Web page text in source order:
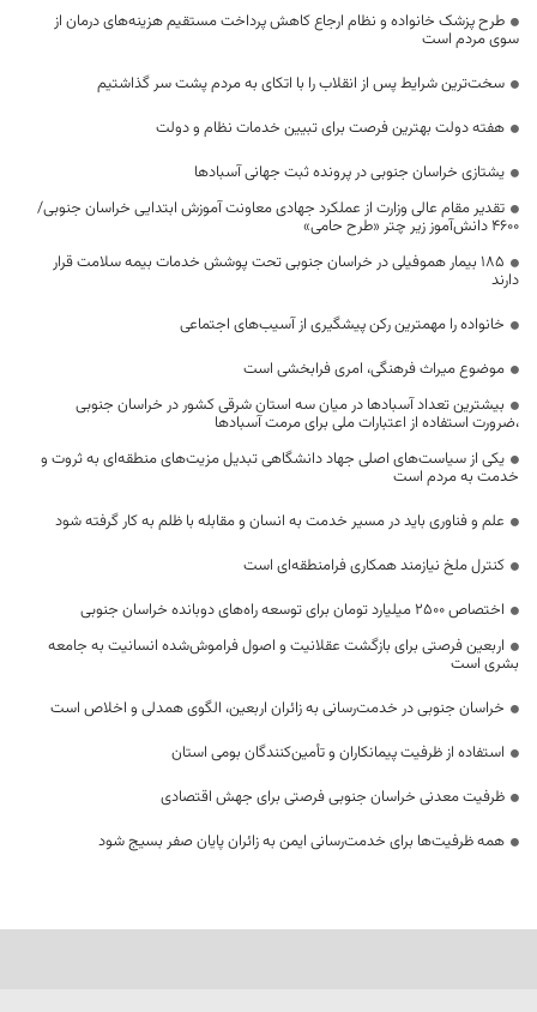
طرح پزشک خانواده و نظام ارجاع کاهش پرداخت مستقیم هزینه‌های درمان از
سوی مردم است
سخت‌ترین شرایط پس از انقلاب را با اتکای به مردم پشت سر گذاشتیم
هفته دولت بهترین فرصت برای تبیین خدمات نظام و دولت
یشتازی خراسان جنوبی در پرونده ثبت جهانی آسبادها
تقدیر مقام عالی وزارت از عملکرد جهادی معاونت آموزش ابتدایی خراسان جنوبی/
۴۶۰۰ دانش‌آموز زیر چتر «طرح حامی»
۱۸۵ بیمار هموفیلی در خراسان جنوبی تحت پوشش خدمات بیمه سلامت قرار
دارند
خانواده را مهمترین رکن پیشگیری از آسیب‌های اجتماعی
موضوع میراث فرهنگی، امری فرابخشی است
بیشترین تعداد آسبادها در میان سه استان شرقی کشور در خراسان جنوبی
،ضرورت استفاده از اعتبارات ملی برای مرمت آسبادها
یکی از سیاست‌های اصلی جهاد دانشگاهی تبدیل مزیت‌های منطقه‌ای به ثروت و
خدمت به مردم است
علم و فناوری باید در مسیر خدمت به انسان و مقابله با ظلم به کار گرفته شود
کنترل ملخ نیازمند همکاری فرامنطقه‌ای است
اختصاص 2500 میلیارد تومان برای توسعه راه‌های دوبانده خراسان جنوبی
اربعین فرصتی برای بازگشت عقلانیت و اصول فراموش‌شده انسانیت به جامعه
بشری است
خراسان جنوبی در خدمت‌رسانی به زائران اربعین، الگوی همدلی و اخلاص است
استفاده از ظرفیت پیمانکاران و تأمین‌کنندگان بومی استان
ظرفیت معدنی خراسان جنوبی فرصتی برای جهش اقتصادی
همه ظرفیت‌ها برای خدمت‌رسانی ایمن به زائران پایان صفر بسیج شود